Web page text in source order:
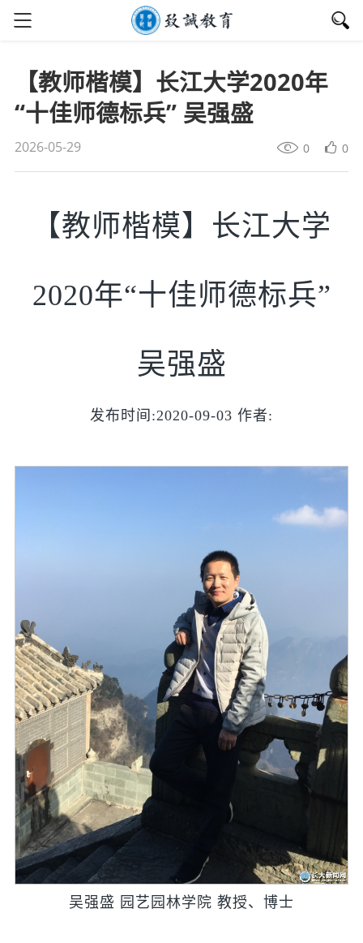
【教师楷模】长江大学2020年
“十佳师德标兵” 吴强盛
2026-05-29 0 0
【教师楷模】长江大学
2020年“十佳师德标兵”
吴强盛
发布时间:2020-09-03 作者:
吴强盛 园艺园林学院 教授、博士